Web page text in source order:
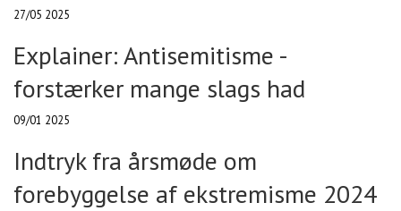
27/05 2025
Explainer: Antisemitisme -
forstærker mange slags had
09/01 2025
Indtryk fra årsmøde om
forebyggelse af ekstremisme 2024